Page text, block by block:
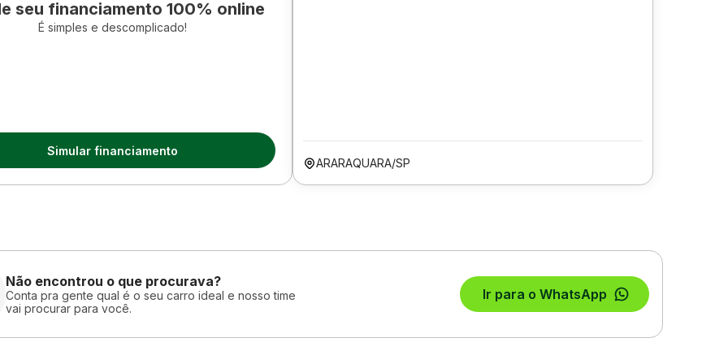
seu financiamento 100% online
É simples e descomplicado!
Simular financiamento
ARARAQUARA/SP
Não encontrou o que procurava?
Conta pra gente qual é o seu carro ideal e nosso time
vai procurar para você.
Ir para o WhatsApp